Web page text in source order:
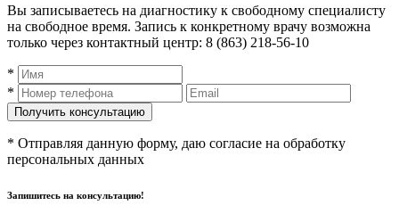
Вы записываетесь на диагностику к свободному специалисту
на свободное время. Запись к конкретному врачу возможна
только через контактный центр: 8 (863) 218-56-10
*
*
* Отправляя данную форму, даю согласие на обработку
персональных данных
Запишитесь на консультацию!